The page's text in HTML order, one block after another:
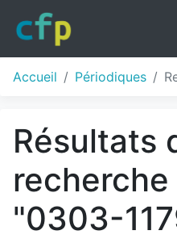
Accueil Périodiques
Résultats
"0303-